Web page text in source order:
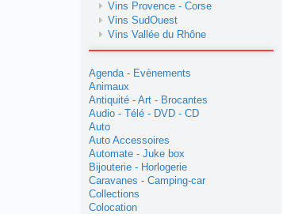
Vins Provence - Corse
Vins SudOuest
Vins Vallée du Rhône
Agenda - Evènements
Animaux
Antiquité - Art - Brocantes
Audio - Télé - DVD - CD
Auto
Auto Accessoires
Automate - Juke box
Bijouterie - Horlogerie
Caravanes - Camping-car
Collections
Colocation